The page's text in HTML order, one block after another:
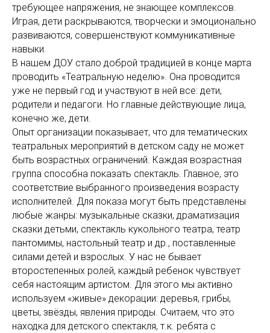
требующее напряжения, не знающее комплексов.
Играя, дети раскрываются, творчески и эмоционально
развиваются, совершенствуют коммуникативные
навыки.
В нашем ДОУ стало доброй традицией в конце марта
проводить «Театральную неделю». Она проводится
уже не первый год и участвуют в ней все: дети,
родители и педагоги. Но главные действующие лица,
конечно же, дети.
Опыт организации показывает, что для тематических
театральных мероприятий в детском саду не может
быть возрастных ограничений. Каждая возрастная
группа способна показать спектакль. Главное, это
соответствие выбранного произведения возрасту
исполнителей. Для показа могут быть представлены
любые жанры: музыкальные сказки, драматизация
сказки детьми, спектакль кукольного театра, театр
пантомимы, настольный театр и др., поставленные
силами детей и взрослых. У нас не бывает
второстепенных ролей, каждый ребенок чувствует
себя настоящим артистом. Для этого мы активно
используем «живые» декорации: деревья, грибы,
цветы, звёзды, явления природы. Считаем, что это
находка для детского спектакля, т.к. ребята с